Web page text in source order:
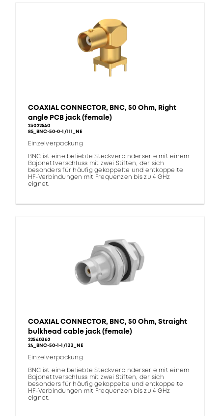
COAXIAL CONNECTOR, BNC, 50 Ohm, Right
angle PCB jack (female)
23022540
85_BNC-50-0-1/111_NE
Einzelverpackung
BNC ist eine beliebte Steckverbinderserie mit einem
Bajonettverschluss mit zwei Stiften, der sich
besonders für häufig gekoppelte und entkoppelte
HF-Verbindungen mit Frequenzen bis zu 4 GHz
eignet.
COAXIAL CONNECTOR, BNC, 50 Ohm, Straight
bulkhead cable jack (female)
22540362
24_BNC-50-1-1/133_NE
Einzelverpackung
BNC ist eine beliebte Steckverbinderserie mit einem
Bajonettverschluss mit zwei Stiften, der sich
besonders für häufig gekoppelte und entkoppelte
HF-Verbindungen mit Frequenzen bis zu 4 GHz
eignet.